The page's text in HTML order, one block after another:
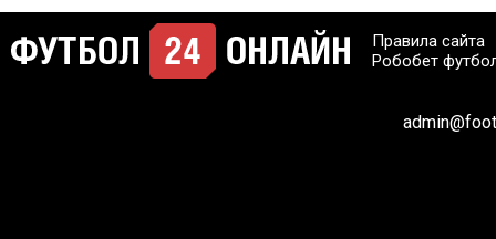
Правила сайта
Робобет